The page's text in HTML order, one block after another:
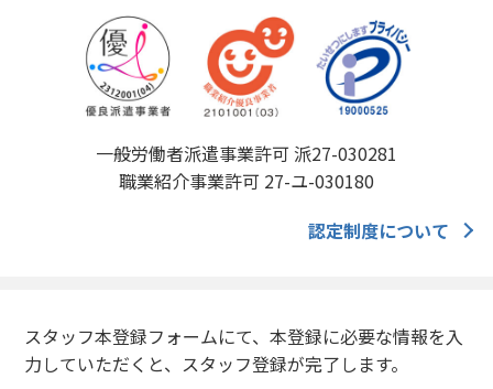
一般労働者派遣事業許可 派27-030281
職業紹介事業許可 27-ユ-030180
認定制度について
スタッフ本登録フォームにて、本登録に必要な情報を入
力していただくと、スタッフ登録が完了します。